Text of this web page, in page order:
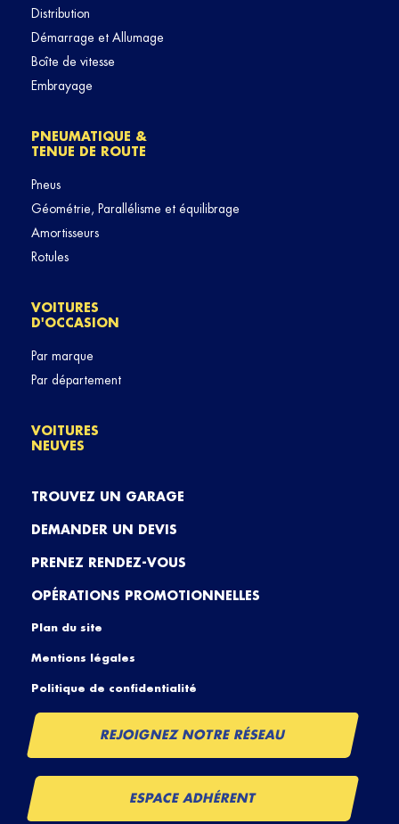
Distribution
Démarrage et Allumage
Boîte de vitesse
Embrayage
PNEUMATIQUE &
TENUE DE ROUTE
Pneus
Géométrie, Parallélisme et équilibrage
Amortisseurs
Rotules
VOITURES
D'OCCASION
Par marque
Par département
VOITURES
NEUVES
TROUVEZ UN GARAGE
DEMANDER UN DEVIS
PRENEZ RENDEZ-VOUS
OPÉRATIONS PROMOTIONNELLES
Plan du site
Mentions légales
Politique de confidentialité
REJOIGNEZ NOTRE RÉSEAU
ESPACE ADHÉRENT